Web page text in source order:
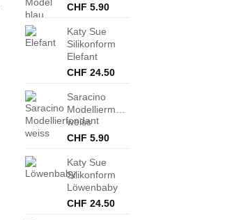
CHF 5.90
Katy Sue
Silikonform
Elefant
CHF 24.50
Saracino
Modelliermasse
weiss
CHF 5.90
Katy Sue
Silikonform
Löwenbaby
CHF 24.50